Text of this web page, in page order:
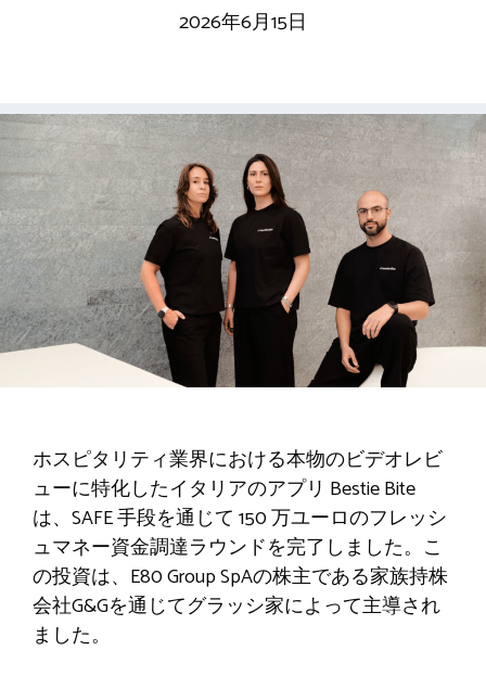
2026年6月15日
ホスピタリティ業界における本物のビデオレビ
ューに特化したイタリアのアプリ Bestie Bite
は、SAFE 手段を通じて 150 万ユーロのフレッシ
ュマネー資金調達ラウンドを完了しました。こ
の投資は、E80 Group SpAの株主である家族持株
会社G&Gを通じてグラッシ家によって主導され
ました。